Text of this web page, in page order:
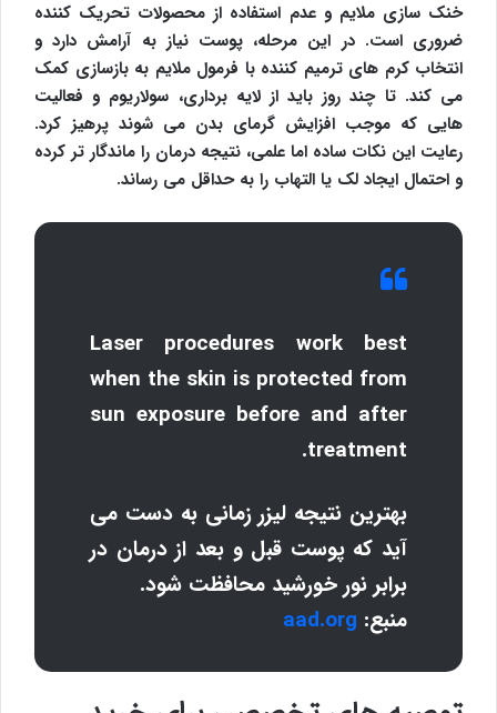
خنک سازی ملایم و عدم استفاده از محصولات تحریک کننده
ضروری است. در این مرحله، پوست نیاز به آرامش دارد و
انتخاب کرم های ترمیم کننده با فرمول ملایم به بازسازی کمک
می کند. تا چند روز باید از لایه برداری، سولاریوم و فعالیت
هایی که موجب افزایش گرمای بدن می شوند پرهیز کرد.
رعایت این نکات ساده اما علمی، نتیجه درمان را ماندگار تر کرده
و احتمال ایجاد لک یا التهاب را به حداقل می رساند.
Laser procedures work best
when the skin is protected from
sun exposure before and after
treatment.
بهترین نتیجه لیزر زمانی به دست می
آید که پوست قبل و بعد از درمان در
برابر نور خورشید محافظت شود.
منبع: aad.org